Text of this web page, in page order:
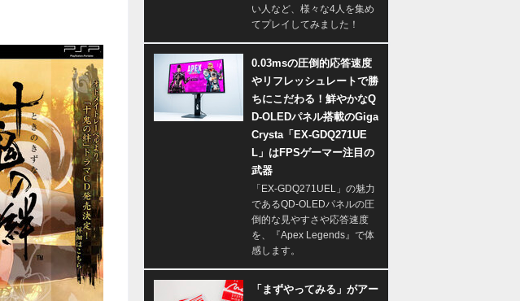
い人など、様々な4人を集め
てプレイしてみました！
0.03msの圧倒的応答速度
やリフレッシュレートで勝
ちにこだわる！鮮やかなQ
D-OLEDパネル搭載のGiga
Crysta「EX-GDQ271UE
L」はFPSゲーマー注目の
武器
「EX-GDQ271UEL」の魅力
であるQD-OLEDパネルの圧
倒的な見やすさや応答速度
を、『Apex Legends』で体
感します。
「まずやってみる」がアー